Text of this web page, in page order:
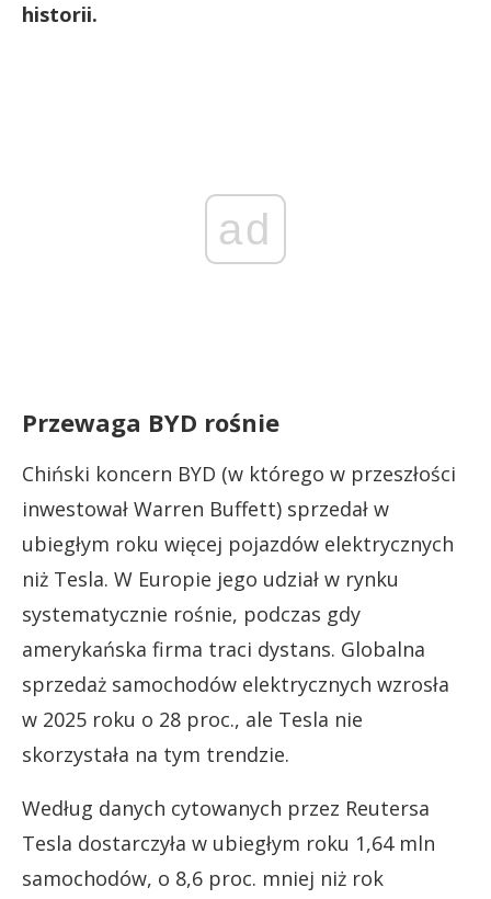
historii.
ad
Przewaga BYD rośnie
Chiński koncern BYD (w którego w przeszłości
inwestował Warren Buffett) sprzedał w
ubiegłym roku więcej pojazdów elektrycznych
niż Tesla. W Europie jego udział w rynku
systematycznie rośnie, podczas gdy
amerykańska firma traci dystans. Globalna
sprzedaż samochodów elektrycznych wzrosła
w 2025 roku o 28 proc., ale Tesla nie
skorzystała na tym trendzie.
Według danych cytowanych przez Reutersa
Tesla dostarczyła w ubiegłym roku 1,64 mln
samochodów, o 8,6 proc. mniej niż rok